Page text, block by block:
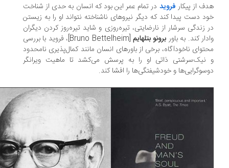
از پیکارفرویددر تمام عمر این بود که انسان به حدی از شناخت
دست پیدا کند که دیگر نیروهای ناشناخته نتواند او را به زیستن
زندگی سرشار از نارضایتی، تیره‌روزی و شاید تیره‌روز کردن دیگران
کند. به ‌باوربرونو بتلهایم
[Bruno Bettelheim]، فروید با بررسی
ناخودآگاه، برخی از باورهای انسان مانند کمال‌پذیری نامحدود
نیک‌سرشتی ذاتی او را به پرسش می‌کشد تا ماهیت ویرانگر
و خودشیفتگی‌ها را افشا کند.